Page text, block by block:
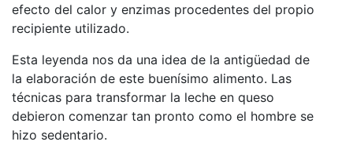
efecto del calor y enzimas procedentes del propio
recipiente utilizado.
Esta leyenda nos da una idea de la antigüedad de
la elaboración de este buenísimo alimento. Las
técnicas para transformar la leche en queso
debieron comenzar tan pronto como el hombre se
hizo sedentario.